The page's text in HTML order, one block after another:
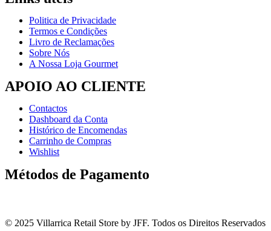
Politica de Privacidade
Termos e Condições
Livro de Reclamações
Sobre Nós
A Nossa Loja Gourmet
APOIO AO CLIENTE
Contactos
Dashboard da Conta
Histórico de Encomendas
Carrinho de Compras
Wishlist
Métodos de Pagamento
© 2025 Villarrica Retail Store by JFF. Todos os Direitos Reservados